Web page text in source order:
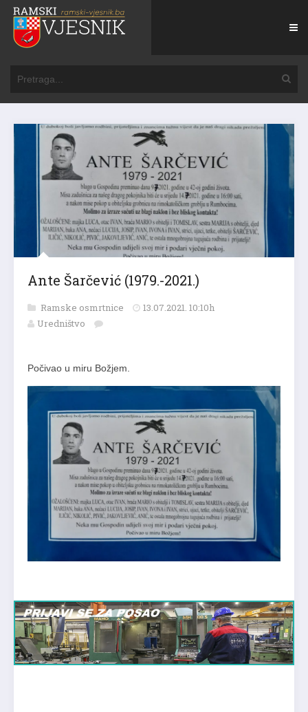
Ante Šarčević (1979.-2021.)
Ramske osmrtnice
13.07.2021. 10:10h
Uredništvo
Počivao u miru Božjem.